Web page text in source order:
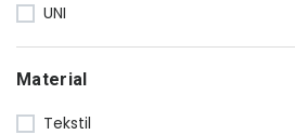
UNI
Material
Tekstil